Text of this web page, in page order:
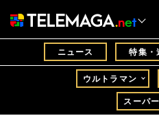
ニュース 特集・
ウルトラマン
スーパ